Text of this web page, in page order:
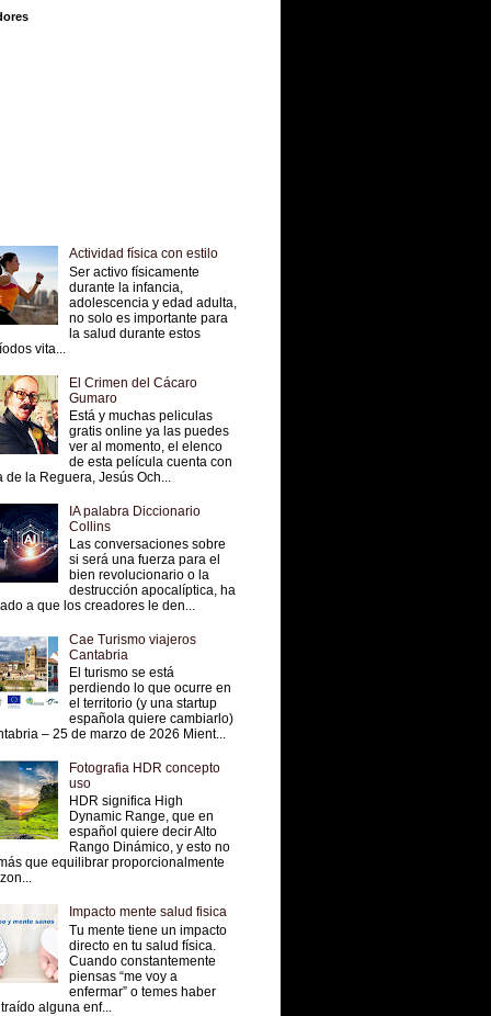
Actividad física con estilo
Ser activo físicamente
durante la infancia,
adolescencia y edad adulta,
no solo es importante para
la salud durante estos
vita...
El Crimen del Cácaro
Gumaro
Está y muchas peliculas
gratis online ya las puedes
ver al momento, el elenco
de esta película cuenta con
de la Reguera, Jesús Och...
IA palabra Diccionario
Collins
Las conversaciones sobre
si será una fuerza para el
bien revolucionario o la
destrucción apocalíptica, ha
a que los creadores le den...
Cae Turismo viajeros
Cantabria
El turismo se está
perdiendo lo que ocurre en
el territorio (y una startup
española quiere cambiarlo)
– 25 de marzo de 2026 Mient...
Fotografia HDR concepto
uso
HDR significa High
Dynamic Range, que en
español quiere decir Alto
Rango Dinámico, y esto no
que equilibrar proporcionalmente
Impacto mente salud fisica
Tu mente tiene un impacto
directo en tu salud física.
Cuando constantemente
piensas “me voy a
enfermar” o temes haber
alguna enf...